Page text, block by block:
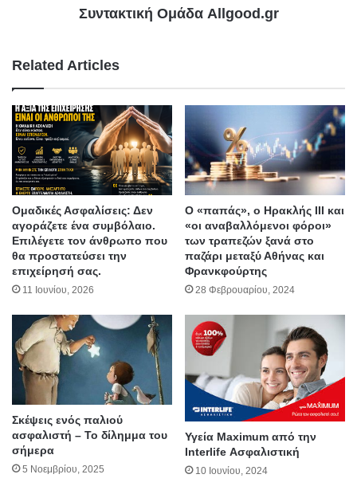
Συντακτική Ομάδα Allgood.gr
Related Articles
Ομαδικές Ασφαλίσεις: Δεν
αγοράζετε ένα συμβόλαιο.
Επιλέγετε τον άνθρωπο που
θα προστατεύσει την
επιχείρησή σας.
11 Ιουνίου, 2026
Ο «παπάς», ο Ηρακλής ΙΙΙ και
«οι αναβαλλόμενοι φόροι»
των τραπεζών ξανά στο
παζάρι μεταξύ Αθήνας και
Φρανκφούρτης
28 Φεβρουαρίου, 2024
Σκέψεις ενός παλιού
ασφαλιστή – Το δίλημμα του
σήμερα
5 Νοεμβρίου, 2025
Υγεία Maximum από την
Interlife Ασφαλιστική
10 Ιουνίου, 2024